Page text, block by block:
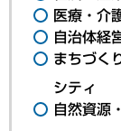
医療・介
自治体経
まちづく
シティ
自然資源